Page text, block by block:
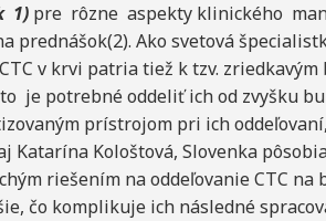
1) pre rôzne aspekty klinického
prednášok(2). Ako svetová
v krvi patria tiež k tzv.
je potrebné oddeliť ich od zvyšku
prístrojom pri ich
Katarína Kološtová, Slovenka
riešením na oddeľovanie CTC
čo komplikuje ich následné